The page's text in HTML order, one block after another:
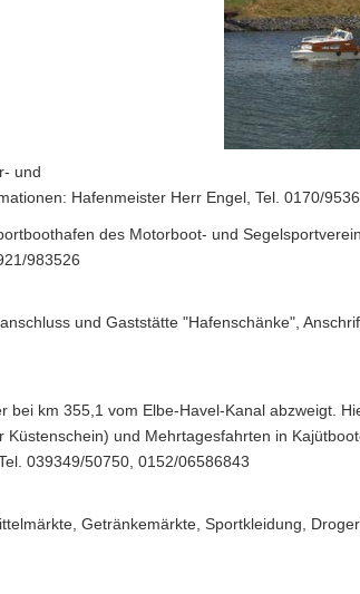
und
Hafenmeister Herr Engel, Tel. 0170/
des Motorboot- und
983526
und Gaststätte "Hafenschänke",
km 355,1 vom Elbe-Havel-Kanal abzweigt.
und Mehrtagesfahrten in
039349/50750, 0152/06586843
Getränkemärkte, Sportkleidung,